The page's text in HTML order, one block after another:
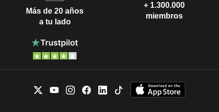
Más de 20 años
a tu lado
+ 1.300.000
miembros